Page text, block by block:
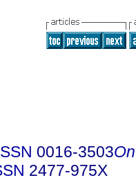
0016-3503
2477-975X